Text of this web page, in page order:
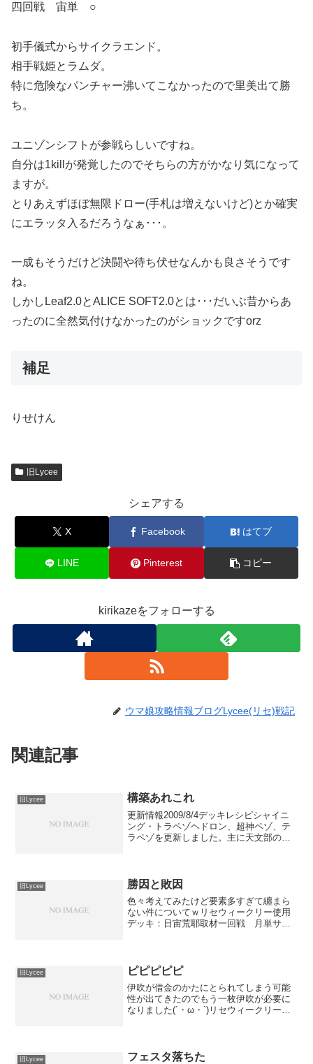
四回戦 宙単 ○
初手儀式からサイクラエンド。
相手戦姫とラムダ。
特に危険なパンチャー沸いてこなかったので里美出て勝
ち。
ユニゾンシフトが参戦らしいですね。
自分は1killが発覚したのでそちらの方がかなり気になって
ますが。
とりあえずほぼ無限ドロー(手札は増えないけど)とか確実
にエラッタ入るだろうなぁ･･･。
一成もそうだけど決闘や待ち伏せなんかも良さそうです
ね。
しかしLeaf2.0とALICE SOFT2.0とは･･･だいぶ昔からあ
ったのに全然気付けなかったのがショックですorz
補足
りせけん
旧Lycee
シェアする
X Facebook はてブ
LINE Pinterest コピー
kirikazeをフォローする
ウマ娘攻略情報ブログLycee(リセ)戦記
関連記事
旧Lycee 構築あれこれ
更新情報2009/8/4デッキレシピシャイニ
ング・トラペゾヘドロン、超神ペゾ、テ
ラペゾを更新しました。主に天文部の
レは参...
旧Lycee 勝因と敗因
色々考えてみたけど要素多すぎて纏まら
ない件についてｗリセウィークリー使用
デッキ：日宙荒耶取材一回戦 月単サイ
から取材で手紙チート...
旧Lycee ピピピピピ
伊吹が借金のかたにとられてしまう可能
性が出てきたのでもう一枚伊吹が必要に
なりました(´・ω・`)リセウィークリー使
久門の下に覇道瑠...
旧Lycee フェスタ落ちた